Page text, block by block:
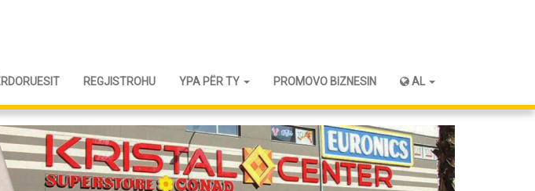
REGJISTROHU YPA PËR TY PROMOVO BIZNESIN AL